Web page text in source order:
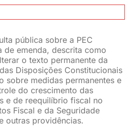
pública sobre a PEC
de emenda, descrita como
o texto permanente da
Disposições Constitucionais
sobre medidas permanentes e
do crescimento das
e de reequilíbrio fiscal no
Fiscal e da Seguridade
outras providências.